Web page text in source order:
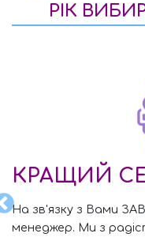
РІК
КРАЩИЙ
На зв'язку з Вами
менеджер. Ми з